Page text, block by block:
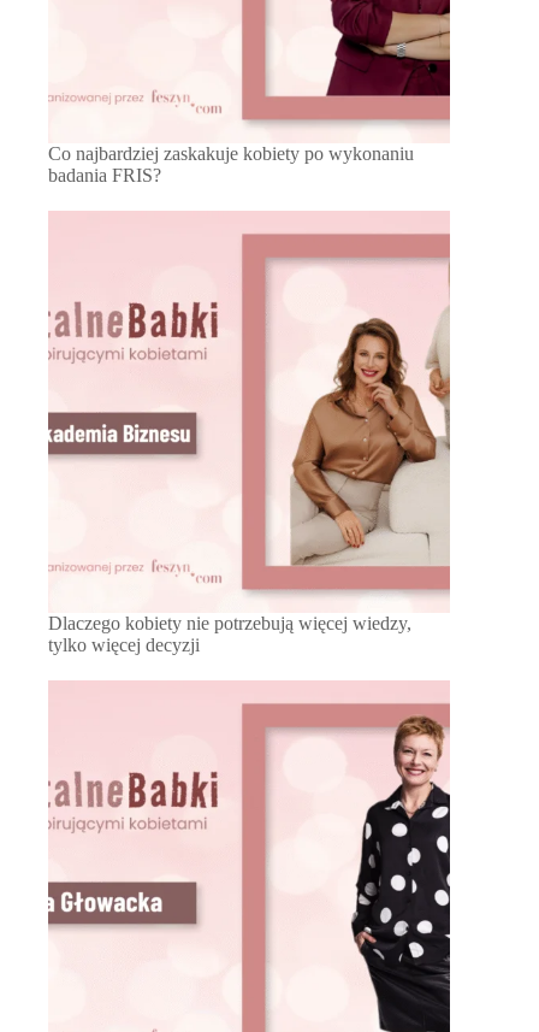
Co najbardziej zaskakuje kobiety po wykonaniu
badania FRIS?
Dlaczego kobiety nie potrzebują więcej wiedzy,
tylko więcej decyzji